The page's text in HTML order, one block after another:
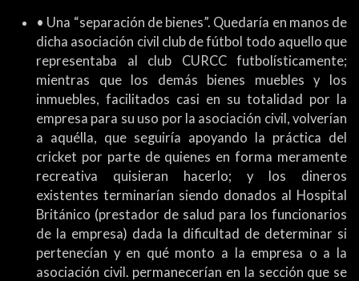
• Una “separación de bienes”. Quedaría en manos de
dicha asociación civil club de fútbol todo aquello que
representaba al club CURCC futbolísticamente;
mientras que los demás bienes muebles y los
inmuebles, facilitados casi en su totalidad por la
empresa para su uso por la asociación civil, volverían
a aquélla, que seguiría apoyando la práctica del
cricket por parte de quienes en forma meramente
recreativa quisieran hacerlo; y los dineros
existentes terminarían siendo donados al Hospital
Británico (prestador de salud para los funcionarios
de la empresa) dada la dificultad de determinar si
pertenecían y en qué monto a la empresa o a la
asociación civil. permanecerían en la sección que se